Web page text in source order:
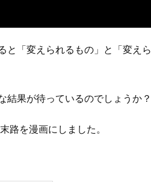
と「変えられるもの」と「変えら
結果が待っているのでしょうか？
路を漫画にしました。